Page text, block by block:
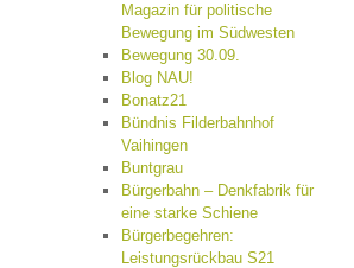
Magazin für politische
Bewegung im Südwesten
Bewegung 30.09.
Blog NAU!
Bonatz21
Bündnis Filderbahnhof
Vaihingen
Buntgrau
Bürgerbahn – Denkfabrik für
eine starke Schiene
Bürgerbegehren:
Leistungsrückbau S21